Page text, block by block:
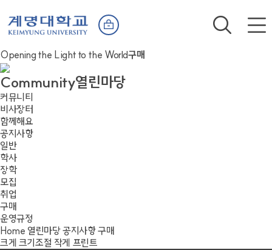
Opening the Light to the World구매
Community열린마당
커뮤니티
비사장터
함께해요
공지사항
일반
학사
장학
모집
취업
구매
운영규정
Home 열린마당공지사항구매
크게 크기조절 작게 프린트